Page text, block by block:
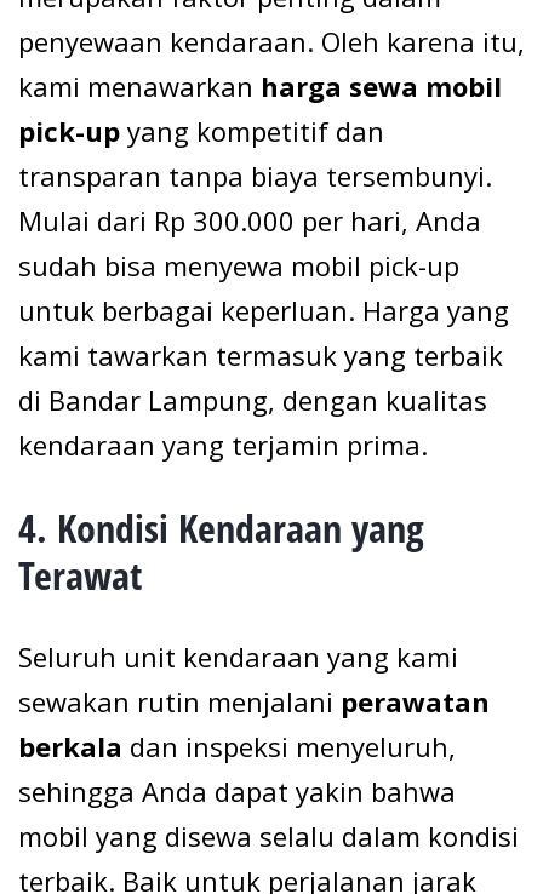
penyewaan kendaraan. Oleh karena itu,
kami menawarkan harga sewa mobil
pick-up yang kompetitif dan
transparan tanpa biaya tersembunyi.
Mulai dari Rp 300.000 per hari, Anda
sudah bisa menyewa mobil pick-up
untuk berbagai keperluan. Harga yang
kami tawarkan termasuk yang terbaik
di Bandar Lampung, dengan kualitas
kendaraan yang terjamin prima.
4. Kondisi Kendaraan yang
Terawat
Seluruh unit kendaraan yang kami
sewakan rutin menjalani perawatan
berkala dan inspeksi menyeluruh,
sehingga Anda dapat yakin bahwa
mobil yang disewa selalu dalam kondisi
terbaik. Baik untuk perjalanan jarak